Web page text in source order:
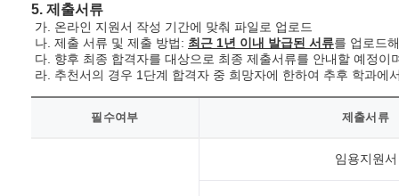
5. 제출서류
가. 온라인 지원서 작성 기간에 맞춰 파일로 업로드
나. 제출 서류 및 제출 방법: 최근 1년 이내 발급된 서류를 업로드
다. 향후 최종 합격자를 대상으로 최종 제출서류를 안내할 예정이
라. 추천서의 경우 1단계 합격자 중 희망자에 한하여 추후 학과에
필수여부 제출서류
임용지원서